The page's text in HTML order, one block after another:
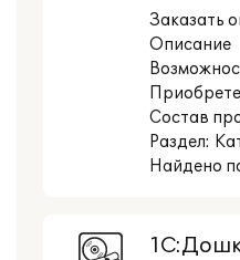
Заказать
Описание
Состав
Раздел:
Найдено